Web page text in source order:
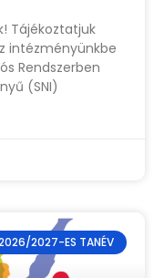
Tájékoztatjuk
intézményünkbe
Rendszerben
(SNI)
2027-ES TANÉV